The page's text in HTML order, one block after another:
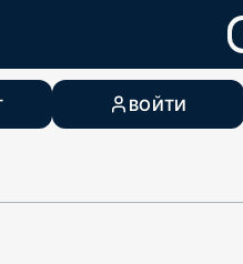
ВОЙТИ